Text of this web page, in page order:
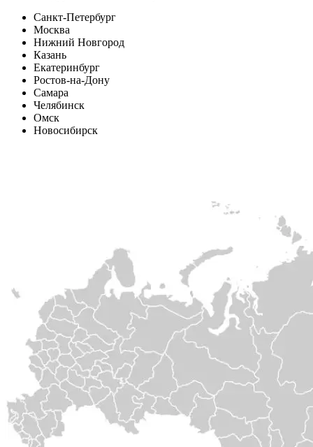
Санкт-Петербург
Москва
Нижний Новгород
Казань
Екатеринбург
Ростов-на-Дону
Самара
Челябинск
Омск
Новосибирск